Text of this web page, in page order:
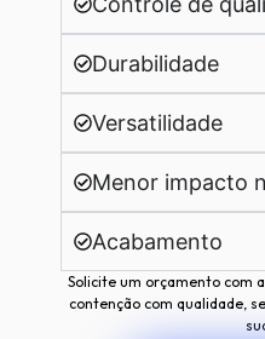
Durabilidade
Versatilidade
Menor impacto
Acabamento
Solicite um orçamento com
contenção com qualidade,